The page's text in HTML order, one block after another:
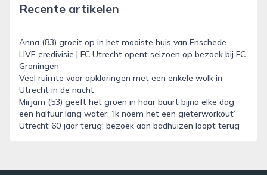
Recente artikelen
Anna (83) groeit op in het mooiste huis van Enschede
LIVE eredivisie | FC Utrecht opent seizoen op bezoek bij FC
Groningen
Veel ruimte voor opklaringen met een enkele wolk in
Utrecht in de nacht
Mirjam (53) geeft het groen in haar buurt bijna elke dag
een halfuur lang water: ‘Ik noem het een gieterworkout’
Utrecht 60 jaar terug: bezoek aan badhuizen loopt terug